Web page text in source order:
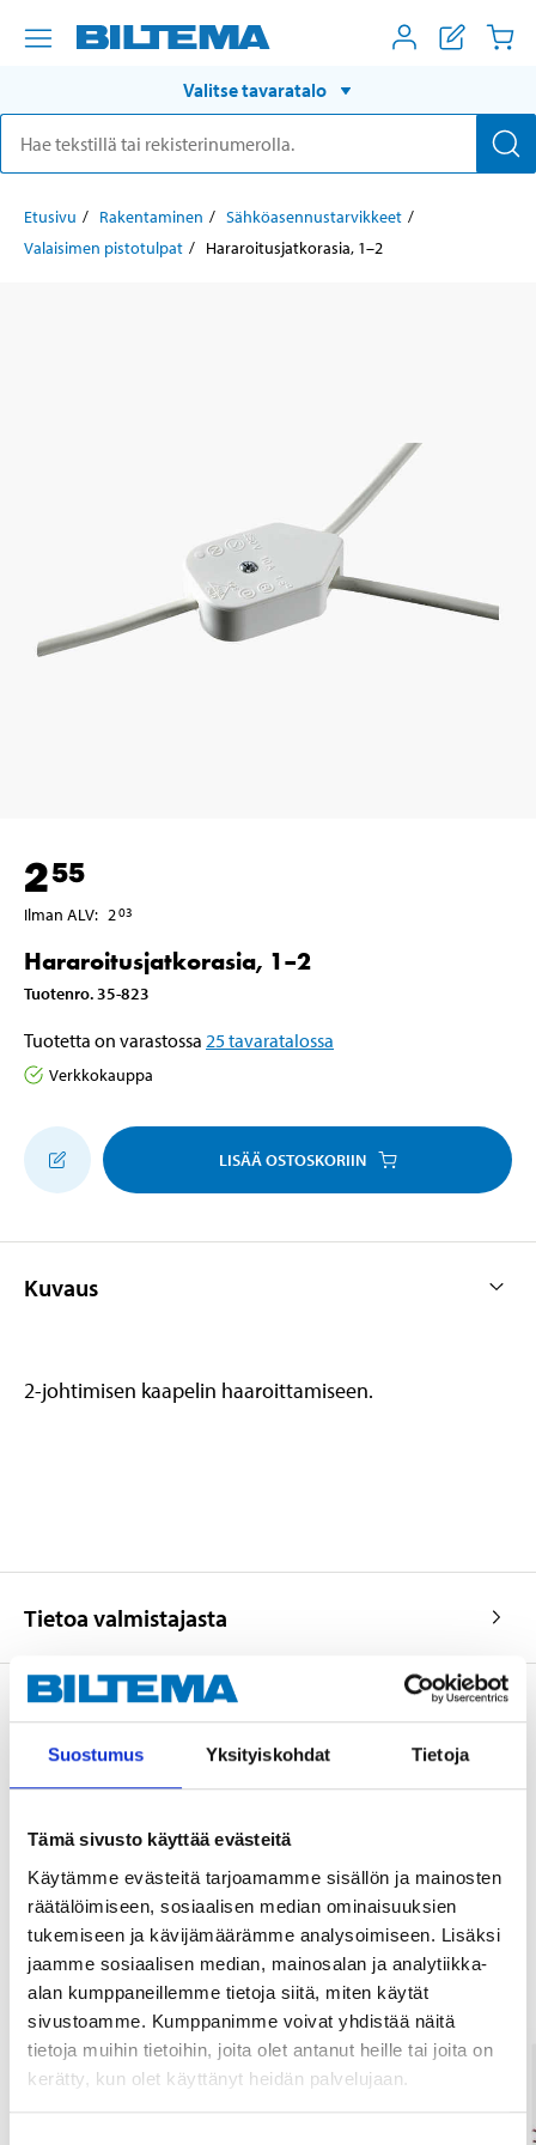
Suostumus Yksityiskohdat Tietoja
Tämä sivusto käyttää evästeitä
Käytämme evästeitä tarjoamamme sisällön ja mainosten
räätälöimiseen, sosiaalisen median ominaisuuksien
tukemiseen ja kävijämäärämme analysoimiseen. Lisäksi
jaamme sosiaalisen median, mainosalan ja analytiikka-
alan kumppaneillemme tietoja siitä, miten käytät
sivustoamme. Kumppanimme voivat yhdistää näitä
tietoja muihin tietoihin, joita olet antanut heille tai joita on
kerätty, kun olet käyttänyt heidän palvelujaan.
Valitse tavaratalo
Etusivu Rakentaminen
Sähköasennustarvikkeet
Valaisimen pistotulpat
Hararoitusjatkorasia, 1–2
255
Ilman ALV: 203
Hararoitusjatkorasia, 1–2
Tuotenro. 35-823
Tuotetta on varastossa 25tavaratalossa
Verkkokauppa
LISÄÄ OSTOSKORIIN
Kuvaus
2-johtimisen kaapelin haaroittamiseen.
Tietoa valmistajasta
Osta & Nouda
Osta verkosta ja nouda tavaratalosta jo 2 tunnin kuluttua!
Muut asiakkaat ostivat myös